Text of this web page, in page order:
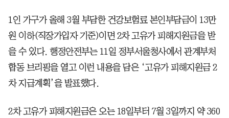
1인 가구가 올해 3월 부담한 건강보험료 본인부담금이 13만
원 이하(직장가입자 기준)이면 2차 고유가 피해지원금을 받
을 수 있다. 행정안전부는 11일 정부서울청사에서 관계부처
합동 브리핑을 열고 이런 내용을 담은 ‘고유가 피해지원금 2
차 지급계획’을 발표했다.
2차 고유가 피해지원금은 오는 18일부터 7월 3일까지 약 360